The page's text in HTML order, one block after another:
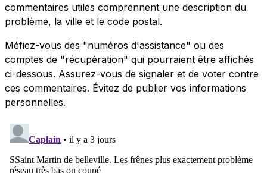
commentaires utiles comprennent une description du
problème, la ville et le code postal.
Méfiez-vous des "numéros d'assistance" ou des
comptes de "récupération" qui pourraient être affichés
ci-dessous. Assurez-vous de signaler et de voter contre
ces commentaires. Évitez de publier vos informations
personnelles.